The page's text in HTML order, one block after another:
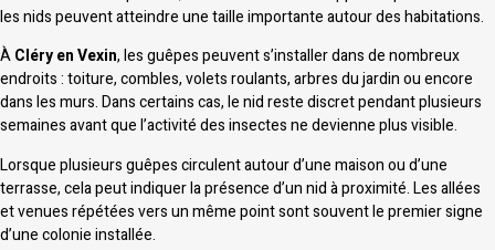
les nids peuvent atteindre une taille importante autour des habitations.
ÀCléry en Vexin, les guêpes peuvent s’installer dans de nombreux
endroits : toiture, combles, volets roulants, arbres du jardin ou encore
dans les murs. Dans certains cas, le nid reste discret pendant plusieurs
semaines avant que l’activité des insectes ne devienne plus visible.
Lorsque plusieurs guêpes circulent autour d’une maison ou d’une
terrasse, cela peut indiquer la présence d’un nid à proximité. Les allées
et venues répétées vers un même point sont souvent le premier signe
d’une colonie installée.